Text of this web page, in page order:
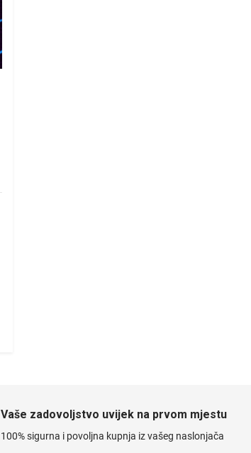
Vaše zadovoljstvo uvijek na prvom mjestu
100% sigurna i povoljna kupnja iz vašeg naslonjača